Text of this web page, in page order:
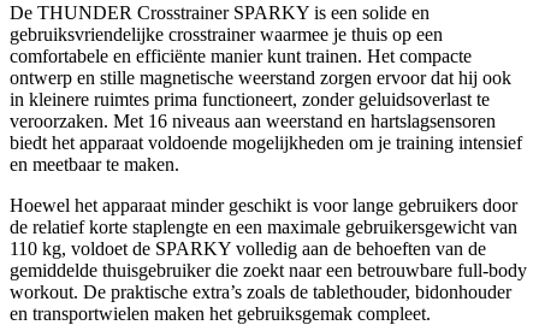
De THUNDER Crosstrainer SPARKY is een solide en
gebruiksvriendelijke crosstrainer waarmee je thuis op een
comfortabele en efficiënte manier kunt trainen. Het compacte
ontwerp en stille magnetische weerstand zorgen ervoor dat hij ook
in kleinere ruimtes prima functioneert, zonder geluidsoverlast te
veroorzaken. Met 16 niveaus aan weerstand en hartslagsensoren
biedt het apparaat voldoende mogelijkheden om je training intensief
en meetbaar te maken.
Hoewel het apparaat minder geschikt is voor lange gebruikers door
de relatief korte staplengte en een maximale gebruikersgewicht van
110 kg, voldoet de SPARKY volledig aan de behoeften van de
gemiddelde thuisgebruiker die zoekt naar een betrouwbare full-body
workout. De praktische extra’s zoals de tablethouder, bidonhouder
en transportwielen maken het gebruiksgemak compleet.